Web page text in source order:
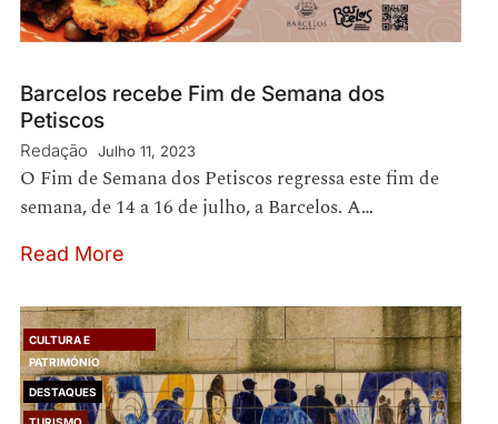
Barcelos recebe Fim de Semana dos
Petiscos
Redação Julho 11, 2023
O Fim de Semana dos Petiscos regressa este fim de
semana, de 14 a 16 de julho, a Barcelos. A…
Read More
CULTURA E
PATRIMÓNIO
DESTAQUES